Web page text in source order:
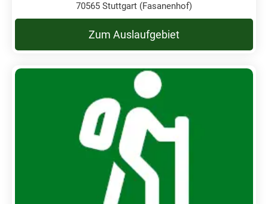
70565 Stuttgart (Fasanenhof)
Zum Auslaufgebiet